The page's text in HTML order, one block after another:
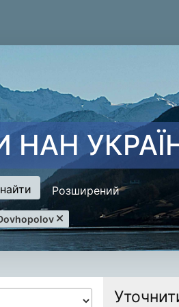
НАН
Розширений
filter